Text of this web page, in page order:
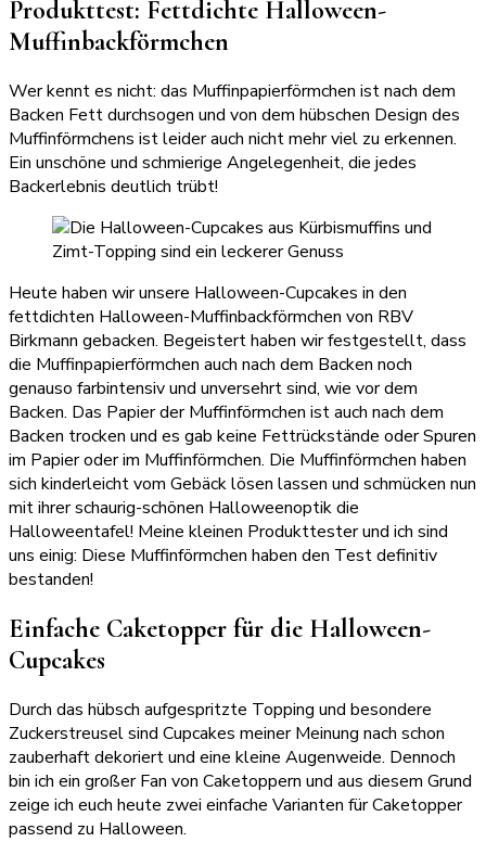
Produkttest: Fettdichte Halloween-
Muffinbackförmchen
Wer kennt es nicht: das Muffinpapierförmchen ist nach dem
Backen Fett durchsogen und von dem hübschen Design des
Muffinförmchens ist leider auch nicht mehr viel zu erkennen.
Ein unschöne und schmierige Angelegenheit, die jedes
Backerlebnis deutlich trübt!
Heute haben wir unsere Halloween-Cupcakes in den
fettdichten Halloween-Muffinbackförmchen von RBV
Birkmann gebacken. Begeistert haben wir festgestellt, dass
die Muffinpapierförmchen auch nach dem Backen noch
genauso farbintensiv und unversehrt sind, wie vor dem
Backen. Das Papier der Muffinförmchen ist auch nach dem
Backen trocken und es gab keine Fettrückstände oder Spuren
im Papier oder im Muffinförmchen. Die Muffinförmchen haben
sich kinderleicht vom Gebäck lösen lassen und schmücken nun
mit ihrer schaurig-schönen Halloweenoptik die
Halloweentafel! Meine kleinen Produkttester und ich sind
uns einig: Diese Muffinförmchen haben den Test definitiv
bestanden!
Einfache Caketopper für die Halloween-
Cupcakes
Durch das hübsch aufgespritzte Topping und besondere
Zuckerstreusel sind Cupcakes meiner Meinung nach schon
zauberhaft dekoriert und eine kleine Augenweide. Dennoch
bin ich ein großer Fan von Caketoppern und aus diesem Grund
zeige ich euch heute zwei einfache Varianten für Caketopper
passend zu Halloween.